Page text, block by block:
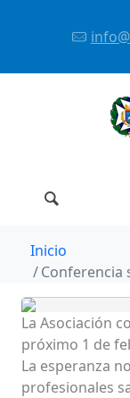
Inicio
Conferencia
La Asociación
próximo 1 de
La esperanza
profesionales